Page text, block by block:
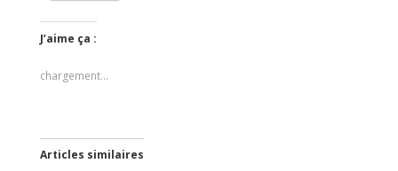
J’aime ça :
chargement…
Articles similaires